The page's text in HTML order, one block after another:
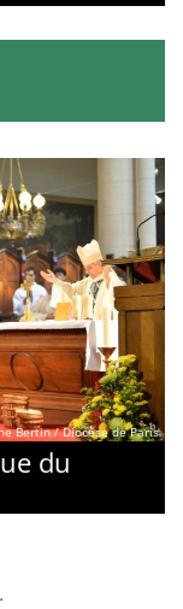
Bertin / Diocèse de Paris
du